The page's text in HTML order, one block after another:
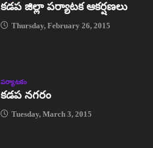
కడప జిల్లా పర్యాటక ఆకర్షణలు
Thursday, February 26, 2015
పర్యాటకం
కడప నగరం
Tuesday, March 3, 2015